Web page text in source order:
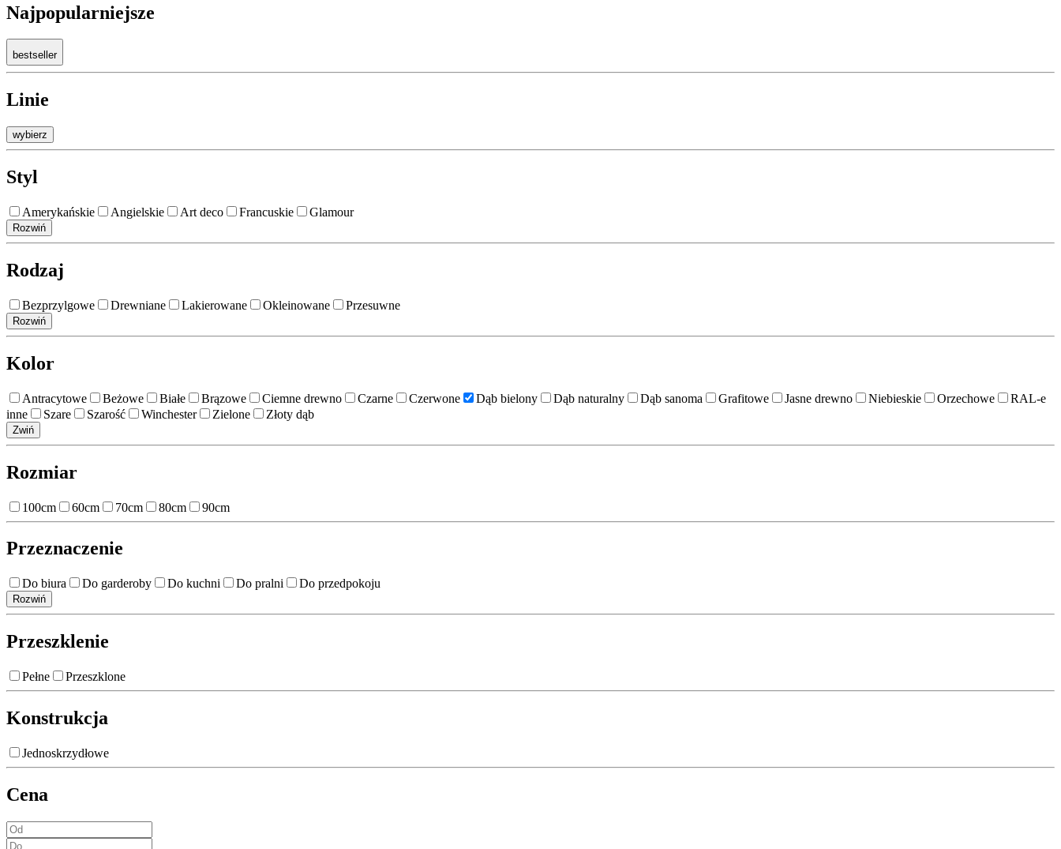
Najpopularniejsze
bestseller
Linie
wybierz
Styl
Amerykańskie Angielskie Art deco Francuskie Glamour
Rozwiń
Rodzaj
Bezprzylgowe Drewniane Lakierowane Okleinowane Przesuwne
Rozwiń
Kolor
Antracytowe Beżowe Białe Brązowe Ciemne drewno Czarne Czerwone Dąb bielony Dąb naturalny Dąb sanoma Grafitowe Jasne drewno Niebieskie Orzechowe
RAL-e
inne
Szare Szarość Winchester Zielone Złoty dąb
Zwiń
Rozmiar
100cm 60cm 70cm 80cm 90cm
Przeznaczenie
Do biura Do garderoby Do kuchni Do pralni Do przedpokoju
Rozwiń
Przeszklenie
Pełne Przeszklone
Konstrukcja
Jednoskrzydłowe
Cena